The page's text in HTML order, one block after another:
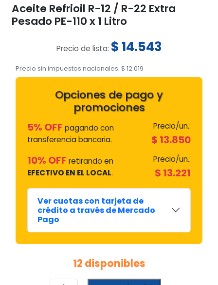
Aceite Refrioil R-12 / R-22 Extra
Pesado PE-110 x 1 Litro
Precio de lista: $14.543
Precio sin impuestos nacionales: $ 12.019
Opciones de pago y
promociones
5% OFF pagando con
transferencia bancaria.
Precio/un.:
$ 13.850
10% OFF retirando en
EFECTIVO EN EL LOCAL.
Precio/un.:
$ 13.221
Ver cuotas con tarjeta de
crédito a través de Mercado
Pago
12 disponibles